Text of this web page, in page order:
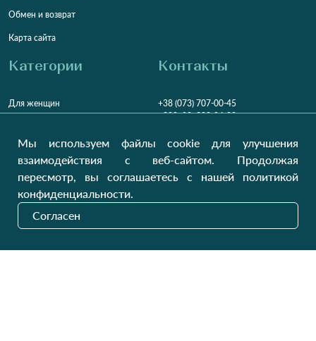
Обмен и возврат
Карта сайта
Категории
Для женщин
Для детей
Домашний текстиль
Контакты
+38 (073) 707-00-45
+380 (99) 302-84-98
Заказать звонок?
Пн-Пт9:00 - 16:00
НДВихідний
Наши обновления
Мы используем файлы cookie для улучшения
взаимодействия с веб-сайтом. Продолжая
пересмотр, вы соглашаетесь с нашей политикой
конфиденциальности.
Согласен